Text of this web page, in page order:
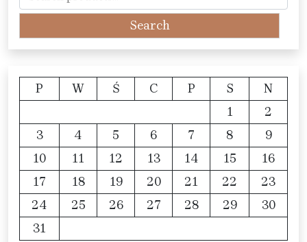
for:
Search
P W Ś C P S
N
1
2
3
4 5 6 7 8
9
10
11 12 13 14 15
16
17
18 19 20 21 22
23
24
25 26 27 28 29
30
31